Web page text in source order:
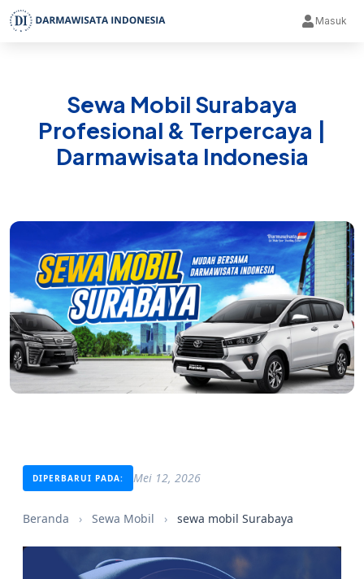
Masuk
Sewa Mobil Surabaya
Profesional & Terpercaya |
Darmawisata Indonesia
DIPERBARUI PADA: Mei 12, 2026
Beranda › Sewa Mobil › sewa mobil Surabaya